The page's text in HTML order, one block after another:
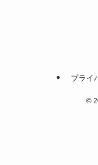
プライ
©